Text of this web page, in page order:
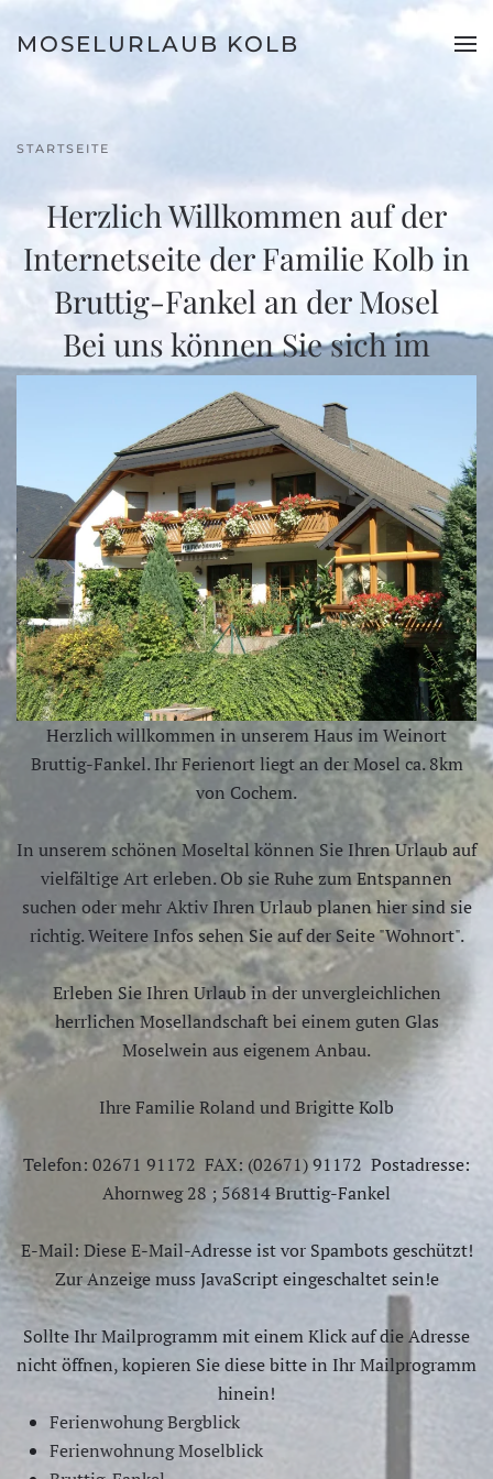
Zum Hauptinhalt springen
MOSELURLAUB KOLB
STARTSEITE
Herzlich Willkommen auf der
Internetseite der Familie Kolb in
Bruttig-Fankel an der Mosel
Bei uns können Sie sich im
Urlaub wie zu Hause fühlen.
Herzlich willkommen in unserem Haus im Weinort
Bruttig-Fankel. Ihr Ferienort liegt an der Mosel ca. 8km
von Cochem.
In unserem schönen Moseltal können Sie Ihren Urlaub auf
vielfältige Art erleben. Ob sie Ruhe zum Entspannen
suchen oder mehr Aktiv Ihren Urlaub planen hier sind sie
richtig. Weitere Infos sehen Sie auf der Seite "Wohnort".
Erleben Sie Ihren Urlaub in der unvergleichlichen
herrlichen Mosellandschaft bei einem guten Glas
Moselwein aus eigenem Anbau.
Ihre Familie Roland und Brigitte Kolb
Telefon: 02671 91172 FAX: (02671) 91172 Postadresse:
Ahornweg 28 ; 56814 Bruttig-Fankel
E-Mail: Diese E-Mail-Adresse ist vor Spambots geschützt!
Zur Anzeige muss JavaScript eingeschaltet sein!e
Sollte Ihr Mailprogramm mit einem Klick auf die Adresse
nicht öffnen, kopieren Sie diese bitte in Ihr Mailprogramm
hinein!
Ferienwohung Bergblick
Ferienwohnung Moselblick